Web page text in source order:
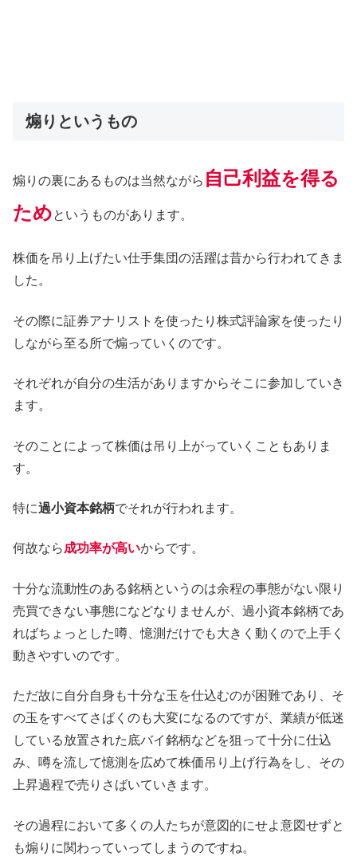
煽りというもの
煽りの裏にあるものは当然ながら 自己利益を得る
ためというものがあります。
株価を吊り上げたい仕手集団の活躍は昔から行われてきま
した。
その際に証券アナリストを使ったり株式評論家を使ったり
しながら至る所で煽っていくのです。
それぞれが自分の生活がありますからそこに参加していき
ます。
そのことによって株価は吊り上がっていくこともありま
す。
特に過小資本銘柄でそれが行われます。
何故なら成功率が高いからです。
十分な流動性のある銘柄というのは余程の事態がない限り
売買できない事態になどなりませんが、過小資本銘柄であ
ればちょっとした噂、憶測だけでも大きく動くので上手く
動きやすいのです。
ただ故に自分自身も十分な玉を仕込むのが困難であり、そ
の玉をすべてさばくのも大変になるのですが、業績が低迷
している放置された底バイ銘柄などを狙って十分に仕込
み、噂を流して憶測を広めて株価吊り上げ行為をし、その
上昇過程で売りさばいていきます。
その過程において多くの人たちが意図的にせよ意図せずと
も煽りに関わっていってしまうのですね。